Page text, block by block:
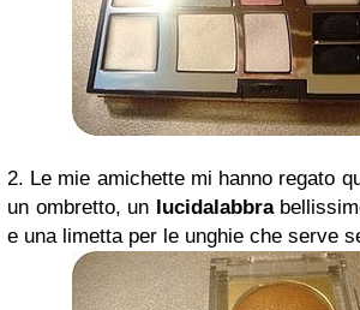
2. Le mie amichette mi hanno regato
un ombretto, un lucidalabbra
e una limetta per le unghie che serve